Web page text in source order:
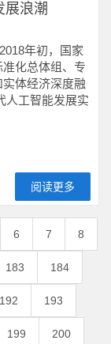
浪潮
年初，国家
化总体组、专
体经济深度融
人工智能发展实
阅读更多
6 7 8
183 184
192 193
199 200